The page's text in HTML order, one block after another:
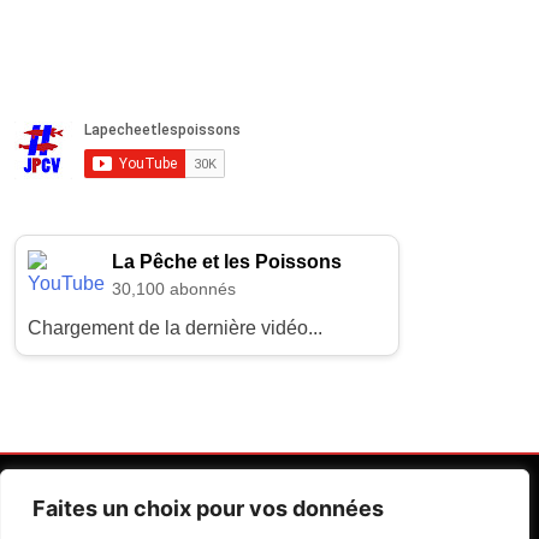
Faites un choix pour vos données
La Pêche et les Poissons
30,100 abonnés
Chargement de la dernière vidéo...